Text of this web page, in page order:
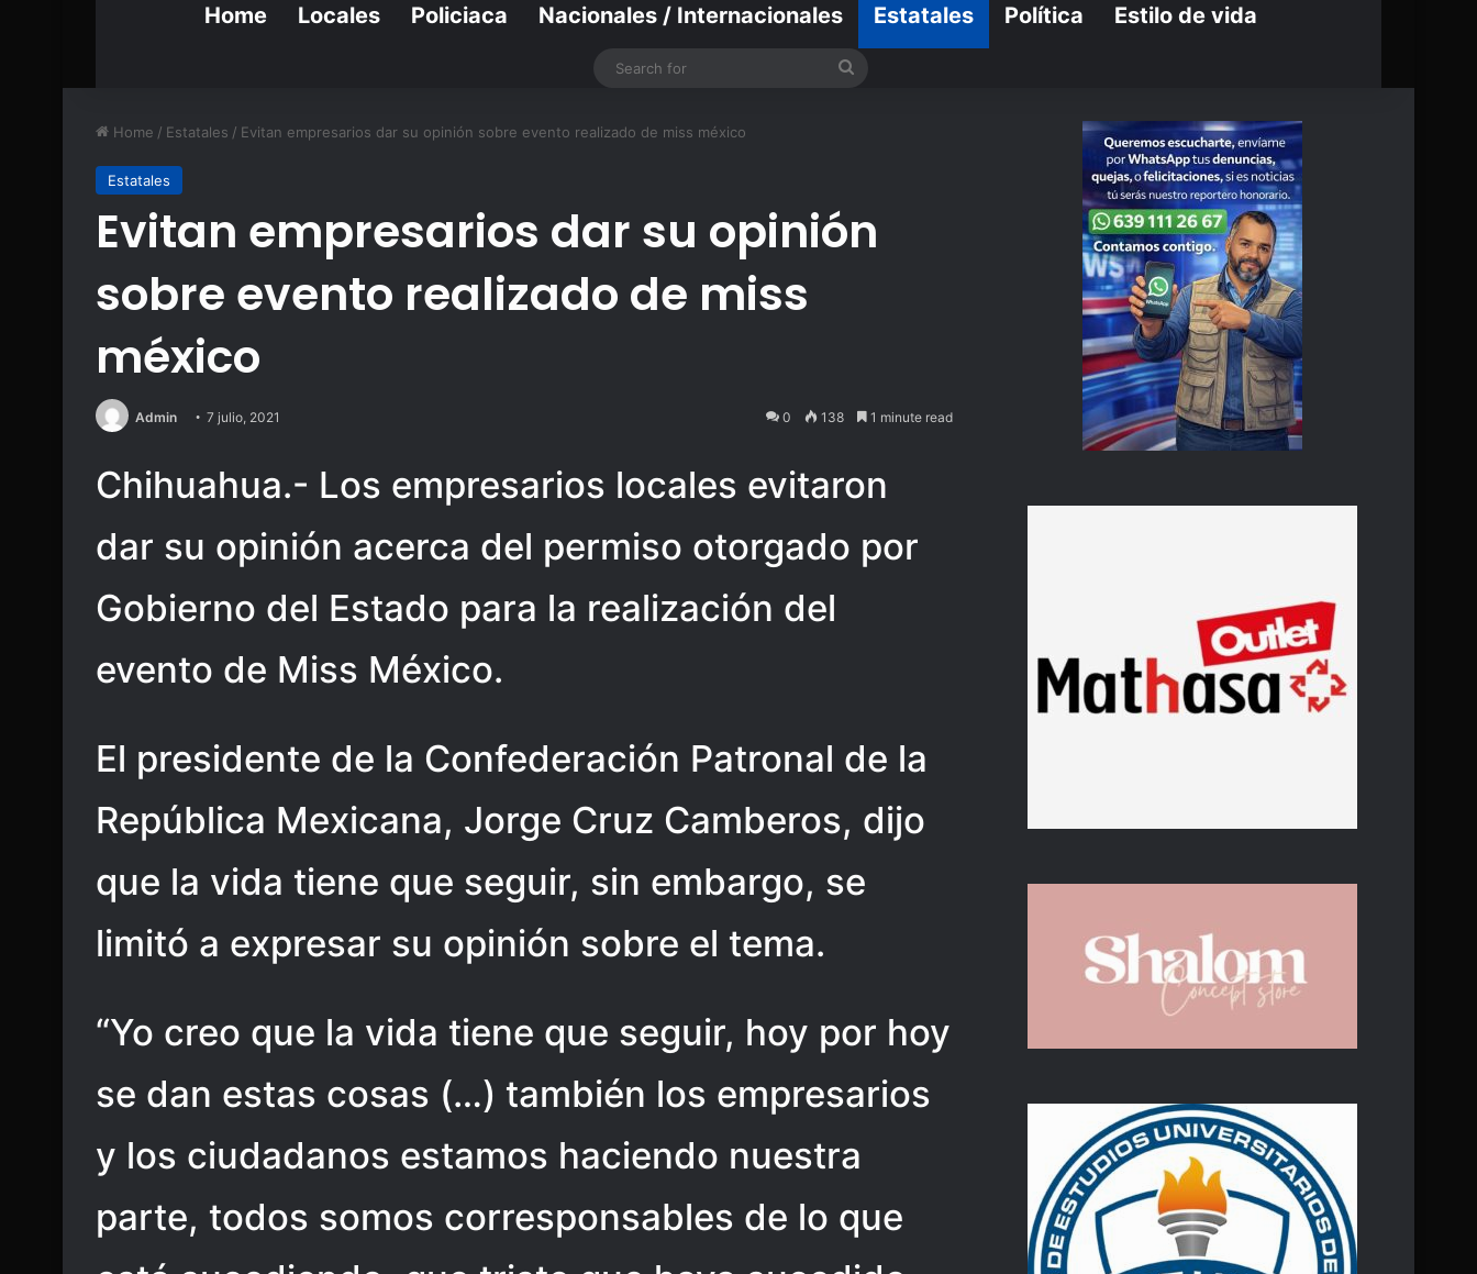
Home Locales Policiaca Nacionales / Internacionales Estatales Política Estilo de vida
Search
Home / Estatales / Evitan empresarios dar su opinión sobre evento realizado de miss méxico
Estatales
Evitan empresarios dar su opinión
sobre evento realizado de miss
méxico
Admin 7 julio, 2021 0 138 1 minute read
Chihuahua.- Los empresarios locales evitaron
dar su opinión acerca del permiso otorgado por
Gobierno del Estado para la realización del
evento de Miss México.
El presidente de la Confederación Patronal de la
República Mexicana, Jorge Cruz Camberos, dijo
que la vida tiene que seguir, sin embargo, se
limitó a expresar su opinión sobre el tema.
“Yo creo que la vida tiene que seguir, hoy por hoy
se dan estas cosas (…) también los empresarios
y los ciudadanos estamos haciendo nuestra
parte, todos somos corresponsables de lo que